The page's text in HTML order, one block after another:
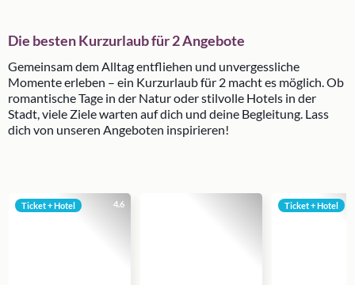
Die besten Kurzurlaub für 2 Angebote
Gemeinsam dem Alltag entfliehen und unvergessliche
Momente erleben – ein Kurzurlaub für 2 macht es möglich. Ob
romantische Tage in der Natur oder stilvolle Hotels in der
Stadt, viele Ziele warten auf dich und deine Begleitung. Lass
dich von unseren Angeboten inspirieren!
4.6
Ticket + Hotel Ticket + Hotel